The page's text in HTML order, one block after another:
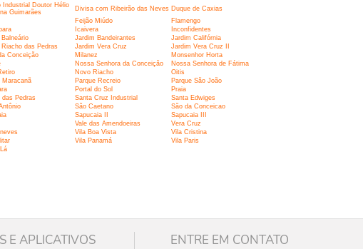
Industrial Doutor Hélio
Guimarães
Divisa com Ribeirão das Neves Duque de Caxias
Feijão Miúdo
Flamengo
Icaivera
Inconfidentes
Jardim Bandeirantes
Jardim Califórnia
das Pedras Jardim Vera Cruz
Jardim Vera Cruz II
Conceição Milanez
Monsenhor Horta
Nossa Senhora da Conceição
Nossa Senhora de Fátima
Novo Riacho
Oitis
Maracanã Parque Recreio
Parque São João
Portal do Sol
Praia
das Pedras Santa Cruz Industrial
Santa Edwiges
São Caetano
São da Conceicao
Sapucaia II
Sapucaia III
Vale das Amendoeiras
Vera Cruz
Vila Boa Vista
Vila Cristina
Vila Panamá
Vila Paris
E APLICATIVOS ENTRE EM CONTATO